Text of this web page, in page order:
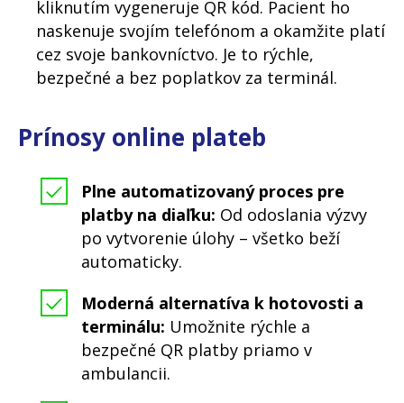
kliknutím vygeneruje QR kód. Pacient ho
naskenuje svojím telefónom a okamžite platí
cez svoje bankovníctvo. Je to rýchle,
bezpečné a bez poplatkov za terminál.
Prínosy online plateb
Plne automatizovaný proces pre
platby na diaľku: Od odoslania výzvy
po vytvorenie úlohy – všetko beží
automaticky.
Moderná alternatíva k hotovosti a
terminálu: Umožnite rýchle a
bezpečné QR platby priamo v
ambulancii.